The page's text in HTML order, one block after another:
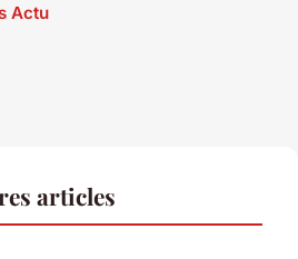
Actu
articles